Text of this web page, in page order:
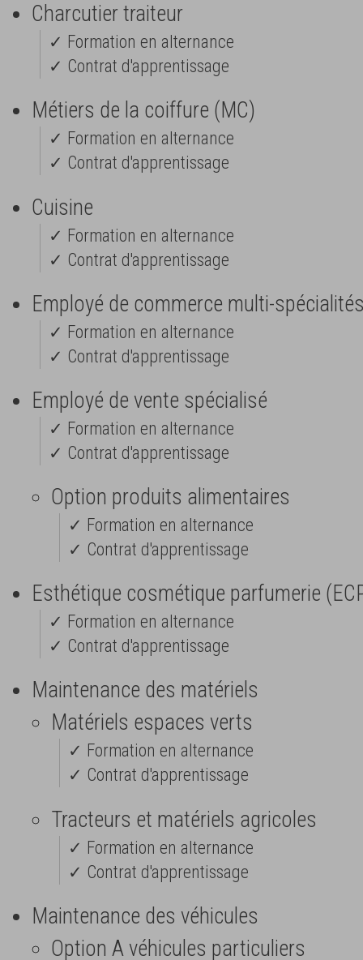
Charcutier traiteur
✓ Formation en alternance
✓ Contrat d'apprentissage
Métiers de la coiffure (MC)
✓ Formation en alternance
✓ Contrat d'apprentissage
Cuisine
✓ Formation en alternance
✓ Contrat d'apprentissage
Employé de commerce multi-
✓ Formation en alternance
✓ Contrat d'apprentissage
Employé de vente spécialisé
✓ Formation en alternance
✓ Contrat d'apprentissage
Option produits alimentaires
✓ Formation en alternance
✓ Contrat d'apprentissage
Esthétique cosmétique parfumerie
✓ Formation en alternance
✓ Contrat d'apprentissage
Maintenance des matériels
Matériels espaces verts
✓ Formation en alternance
✓ Contrat d'apprentissage
Tracteurs et matériels agricoles
✓ Formation en alternance
✓ Contrat d'apprentissage
Maintenance des véhicules
Option A véhicules particuliers